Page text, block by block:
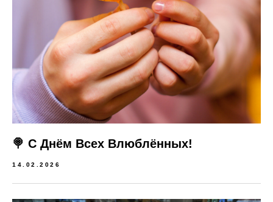
🍭 С Днём Всех Влюблённых!
14.02.2026